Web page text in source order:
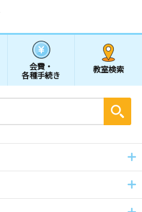
会費・
各種手続き
教室検索